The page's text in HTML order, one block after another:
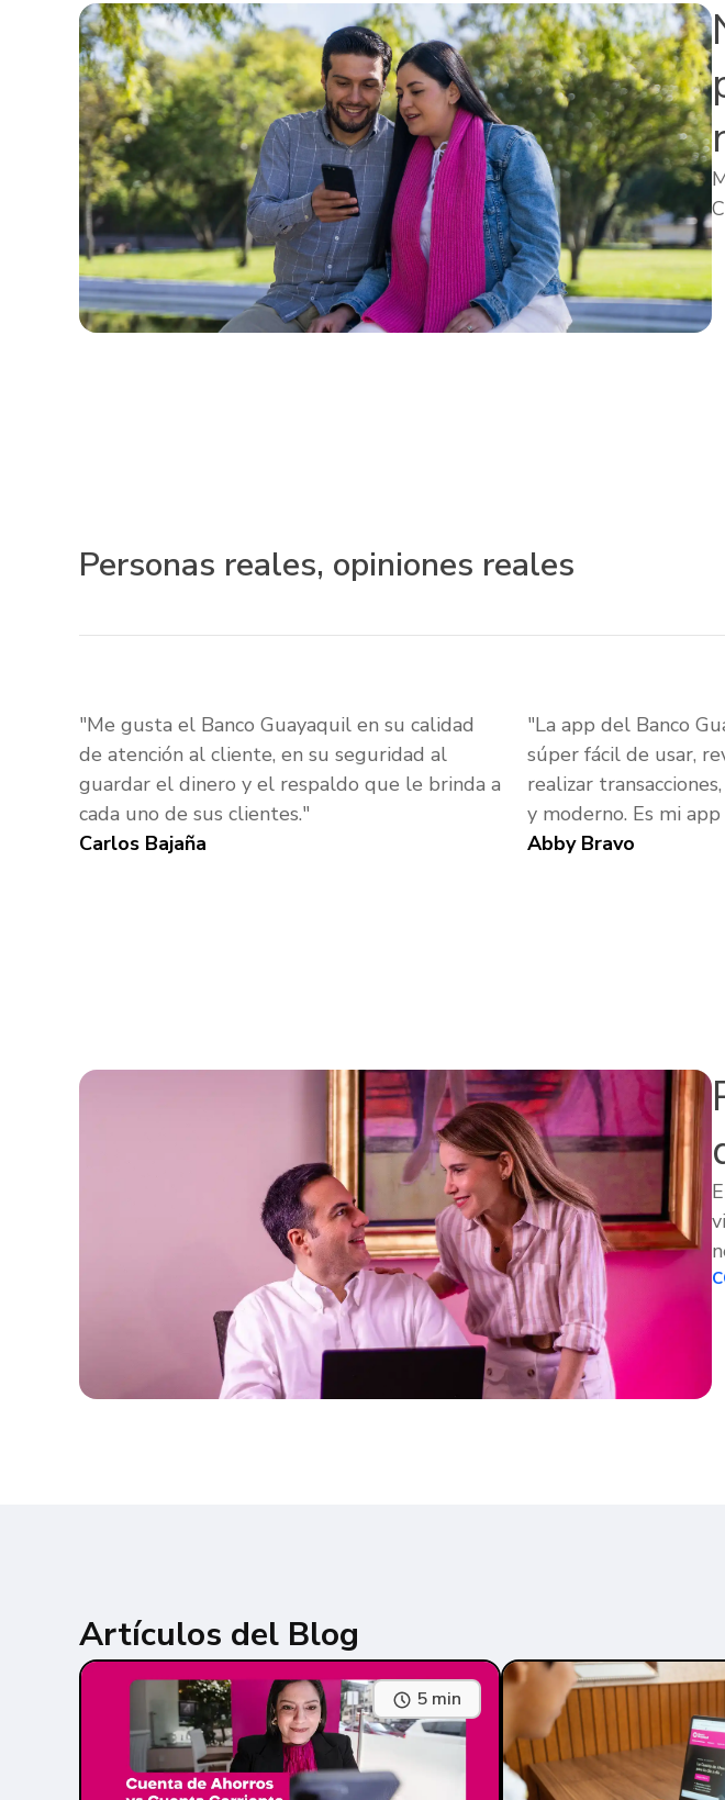
Personas reales, opiniones reales
"Me gusta el Banco Guayaquil en su calidad
de atención al cliente, en su seguridad al
guardar el dinero y el respaldo que le brinda a
cada uno de sus clientes."
Carlos Bajaña
"La app del Banco
súper fácil de usar,
realizar
y moderno. Es mi
Abby Bravo
Artículos del Blog
5 min